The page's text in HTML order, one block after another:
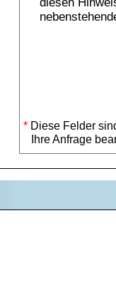
*Diese Felder
Ihre Anfrage